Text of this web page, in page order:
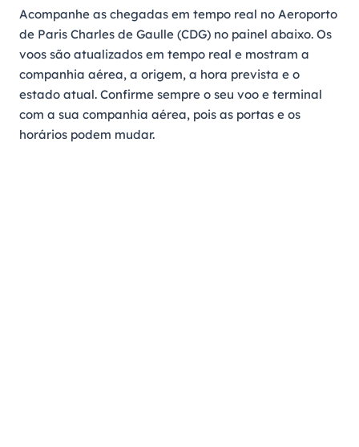
Acompanhe as chegadas em tempo real no Aeroporto
de Paris Charles de Gaulle (CDG) no painel abaixo. Os
voos são atualizados em tempo real e mostram a
companhia aérea, a origem, a hora prevista e o
estado atual. Confirme sempre o seu voo e terminal
com a sua companhia aérea, pois as portas e os
horários podem mudar.